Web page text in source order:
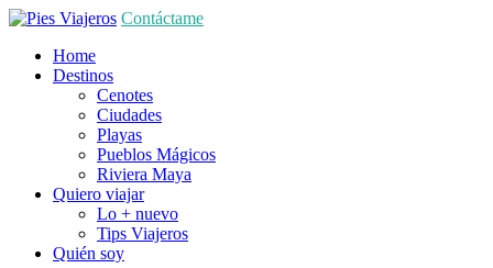
Contáctame
Home
Destinos
Cenotes
Ciudades
Playas
Pueblos Mágicos
Riviera Maya
Quiero viajar
Lo + nuevo
Tips Viajeros
Quién soy